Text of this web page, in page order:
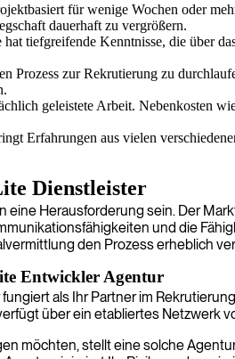
für wenige Wochen oder
dauerhaft zu vergrößern.
tiefgreifende Kenntnisse, die über
Prozess zur Rekrutierung zu
geleistete Arbeit. Nebenkosten
Erfahrungen aus vielen
Dienstleister
Herausforderung sein. Der
und die
den Prozess erheblich
Entwickler Agentur
als Ihr Partner im
über ein etabliertes Netzwerk
möchten, stellt eine solche